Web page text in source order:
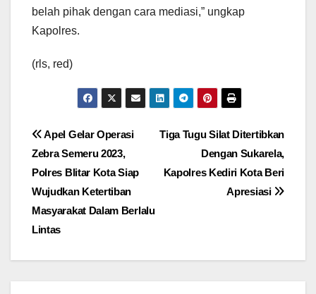
belah pihak dengan cara mediasi,” ungkap
Kapolres.
(rls, red)
Navigasi
pos
Tiga Tugu Silat Ditertibkan
Dengan Sukarela,
Kapolres Kediri Kota Beri
Apresiasi
Apel Gelar Operasi
Zebra Semeru 2023,
Polres Blitar Kota Siap
Wujudkan Ketertiban
Masyarakat Dalam Berlalu
Lintas